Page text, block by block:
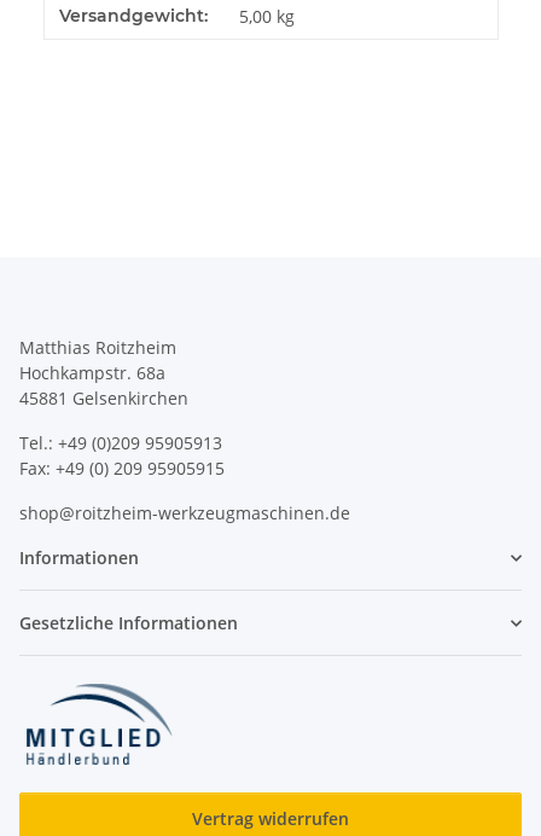
Produkteigenschaft
Wert
Versandgewicht: 5,00 kg
Matthias Roitzheim
Hochkampstr. 68a
45881 Gelsenkirchen
Tel.: +49 (0)209 95905913
Fax: +49 (0) 209 95905915
shop@roitzheim-werkzeugmaschinen.de
Informationen
Gesetzliche Informationen
Vertrag widerrufen